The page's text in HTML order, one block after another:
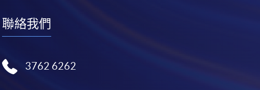
聯絡我們
3762 6262